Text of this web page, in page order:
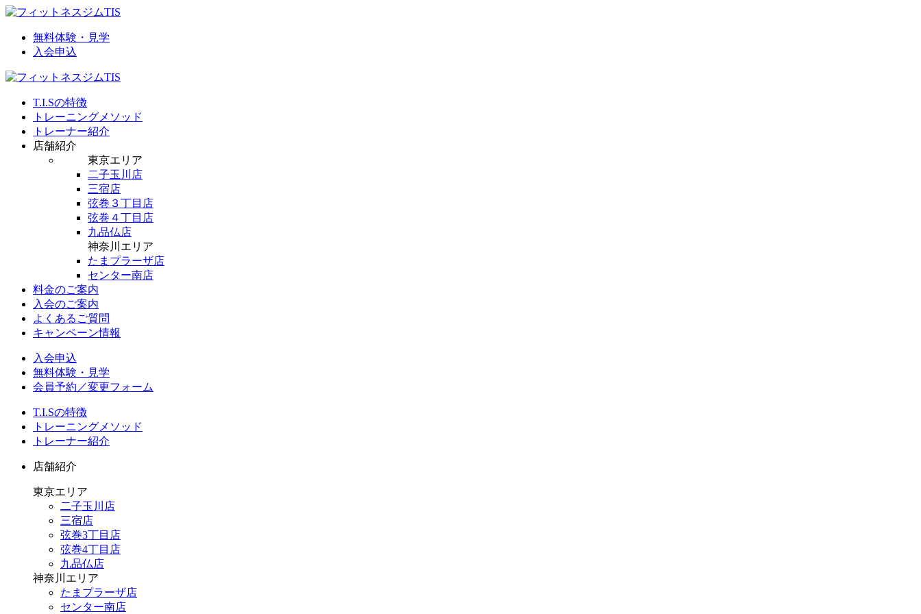
無料体験・見学
入会申込
T.I.Sの特徴
トレーニングメソッド
トレーナー紹介
店舗紹介
東京エリア
二子玉川店
三宿店
弦巻３丁目店
弦巻４丁目店
九品仏店
神奈川エリア
たまプラーザ店
センター南店
料金のご案内
入会のご案内
よくあるご質問
キャンペーン情報
入会申込
無料体験・見学
会員予約／変更フォーム
T.I.Sの特徴
トレーニングメソッド
トレーナー紹介
店舗紹介
東京エリア
二子玉川店
三宿店
弦巻3丁目店
弦巻4丁目店
九品仏店
神奈川エリア
たまプラーザ店
センター南店